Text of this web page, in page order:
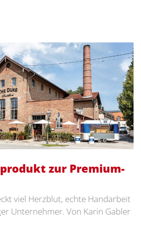
zur Premium-
viel Herzblut, echte Handarbeit
Unternehmer. Von Karin Gabler